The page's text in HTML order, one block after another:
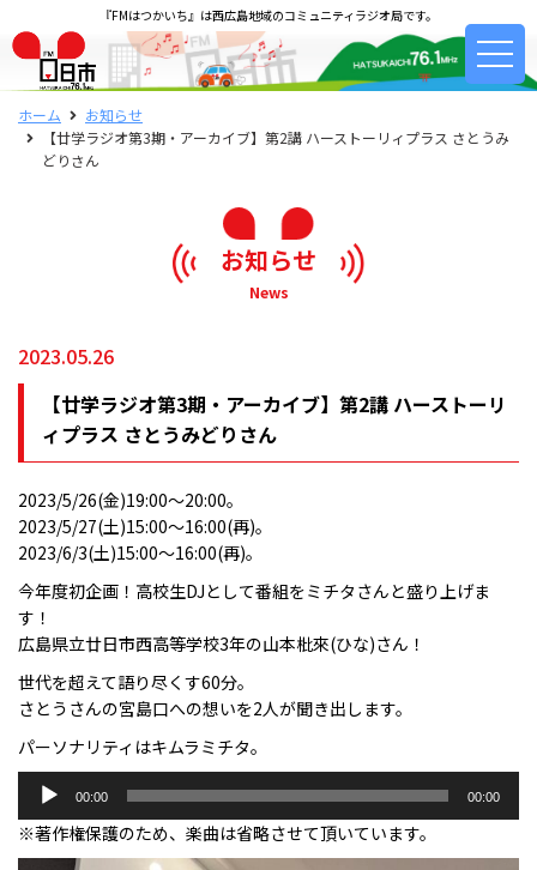
『FMはつかいち』は西広島地域のコミュニティラジオ局です。
ホーム
お知らせ
【廿学ラジオ第3期・アーカイブ】第2講 ハーストーリィプラス さとうみ
どりさん
お知らせ
News
2023.05.26
【廿学ラジオ第3期・アーカイブ】第2講 ハーストーリ
ィプラス さとうみどりさん
2023/5/26(金)19:00〜20:00。
2023/5/27(土)15:00〜16:00(再)。
2023/6/3(土)15:00〜16:00(再)。
今年度初企画！高校生DJとして番組をミチタさんと盛り上げま
す！
広島県立廿日市西高等学校3年の山本枇來(ひな)さん！
世代を超えて語り尽くす60分。
さとうさんの宮島口への想いを2人が聞き出します。
パーソナリティはキムラミチタ。
プ
レ
00:00 00:00
※著作権保護のため、楽曲は省略させて頂いています。